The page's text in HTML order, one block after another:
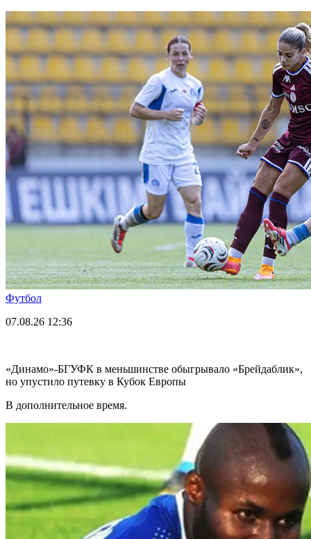
Футбол
07.08.26 12:36
«Динамо»-БГУФК в меньшинстве обыгрывало «Брейдаблик»,
но упустило путевку в Кубок Европы
В дополнительное время.